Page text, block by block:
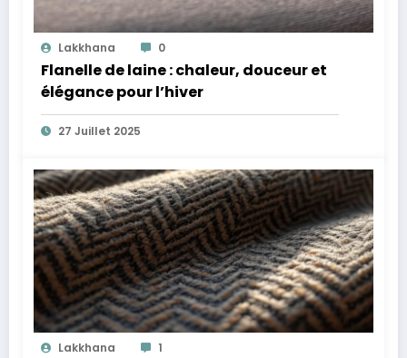
Lakkhana 0
Flanelle de laine : chaleur, douceur et
élégance pour l’hiver
27 Juillet 2025
Lakkhana 1